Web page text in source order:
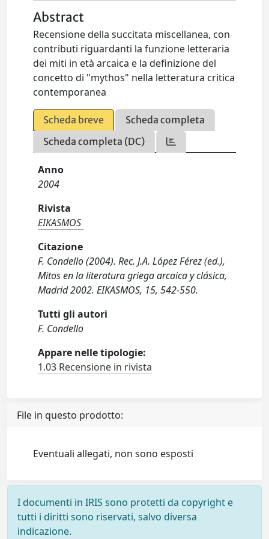
Abstract
Recensione della succitata miscellanea, con
contributi riguardanti la funzione letteraria
dei miti in età arcaica e la definizione del
concetto di "mythos" nella letteratura critica
contemporanea
Scheda breve
Scheda completa
Scheda completa (DC)
Anno
2004
Rivista
EIKASMOS
Citazione
F. Condello (2004). Rec. J.A. López Férez (ed.),
Mitos en la literatura griega arcaica y clásica,
Madrid 2002. EIKASMOS, 15, 542-550.
Tutti gli autori
F. Condello
Appare nelle tipologie:
1.03 Recensione in rivista
File in questo prodotto:
Eventuali allegati, non sono esposti
I documenti in IRIS sono protetti da copyright e
tutti i diritti sono riservati, salvo diversa
indicazione.